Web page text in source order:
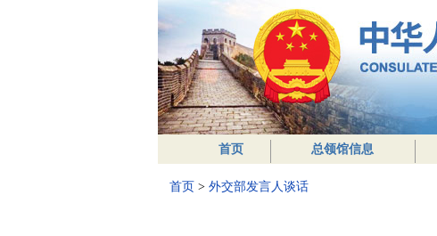
首页 总领馆信息
首页 > 外交部发言人谈话